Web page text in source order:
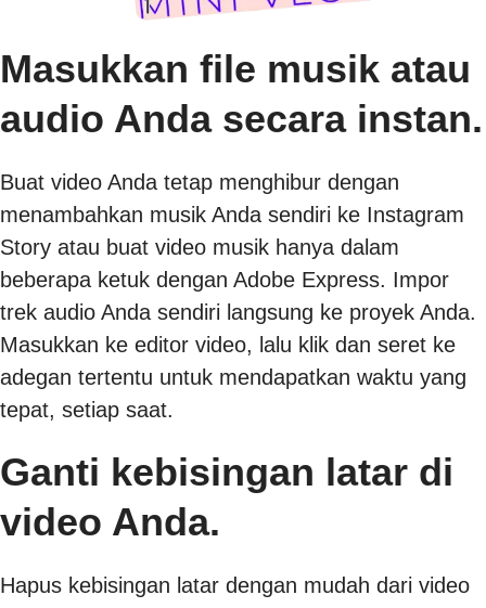
Masukkan file musik atau
audio Anda secara instan.
Buat video Anda tetap menghibur dengan
menambahkan musik Anda sendiri ke Instagram
Story atau buat video musik hanya dalam
beberapa ketuk dengan Adobe Express. Impor
trek audio Anda sendiri langsung ke proyek Anda.
Masukkan ke editor video, lalu klik dan seret ke
adegan tertentu untuk mendapatkan waktu yang
tepat, setiap saat.
Ganti kebisingan latar di
video Anda.
Hapus kebisingan latar dengan mudah dari video